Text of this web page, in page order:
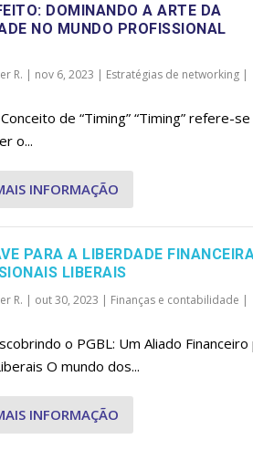
DOMINANDO A ARTE DA
NO MUNDO PROFISSIONAL
R. | nov 6, 2023 | Estratégias de networking|
de “Timing” “Timing” refere-se
o...
INFORMAÇÃO
PARA A LIBERDADE
LIBERAIS
R. | out 30, 2023 | Finanças e contabilidade |
o PGBL: Um Aliado Financeiro
O mundo dos...
INFORMAÇÃO